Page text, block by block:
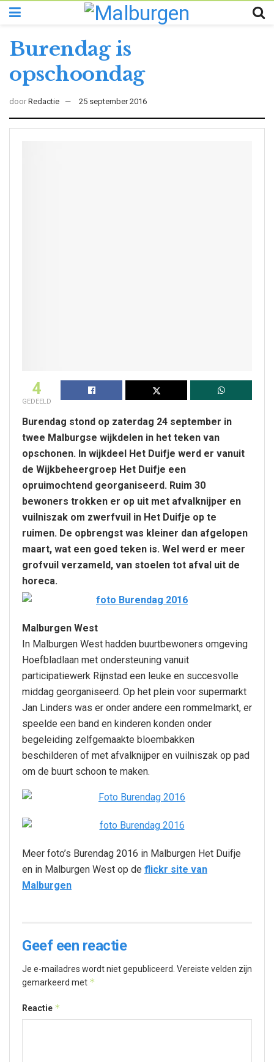
Burendag is
opschoondag
door Redactie 25 september 2016
4
GEDEELD
Burendag stond op zaterdag 24 september in
twee Malburgse wijkdelen in het teken van
opschonen. In wijkdeel Het Duifje werd er vanuit
de Wijkbeheergroep Het Duifje een
opruimochtend georganiseerd. Ruim 30
bewoners trokken er op uit met afvalknijper en
vuilniszak om zwerfvuil in Het Duifje op te
ruimen. De opbrengst was kleiner dan afgelopen
maart, wat een goed teken is. Wel werd er meer
grofvuil verzameld, van stoelen tot afval uit de
horeca.
Malburgen West
In Malburgen West hadden buurtbewoners omgeving
Hoefbladlaan met ondersteuning vanuit
participatiewerk Rijnstad een leuke en succesvolle
middag georganiseerd. Op het plein voor supermarkt
Jan Linders was er onder andere een rommelmarkt, er
speelde een band en kinderen konden onder
begeleiding zelfgemaakte bloembakken
beschilderen of met afvalknijper en vuilniszak op pad
om de buurt schoon te maken.
Meer foto’s Burendag 2016 in Malburgen Het Duifje
en in Malburgen West op de flickr site van
Malburgen
Geef een reactie
Je e-mailadres wordt niet gepubliceerd. Vereiste velden zijn
gemarkeerd met *
Reactie *